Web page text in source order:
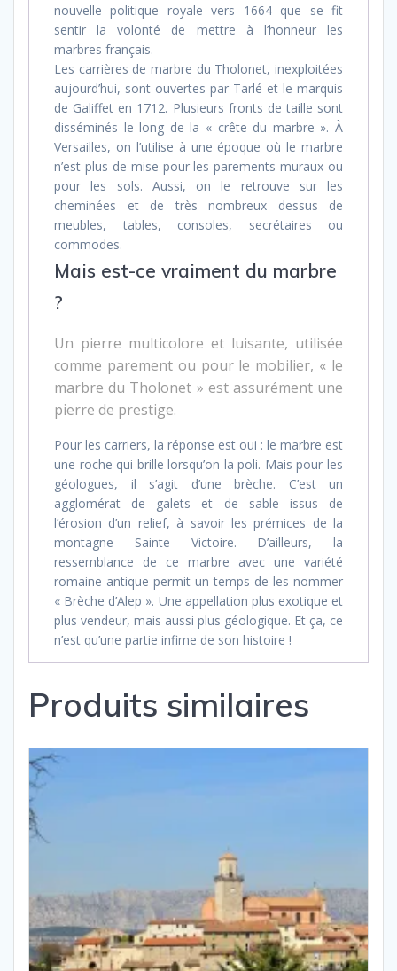
nouvelle politique royale vers 1664 que se fit
sentir la volonté de mettre à l’honneur les
marbres français.
Les carrières de marbre du Tholonet, inexploitées
aujourd’hui, sont ouvertes par Tarlé et le marquis
de Galiffet en 1712. Plusieurs fronts de taille sont
disséminés le long de la « crête du marbre ». À
Versailles, on l’utilise à une époque où le marbre
n’est plus de mise pour les parements muraux ou
pour les sols. Aussi, on le retrouve sur les
cheminées et de très nombreux dessus de
meubles, tables, consoles, secrétaires ou
commodes.
Mais est-ce vraiment du marbre
?
Un pierre multicolore et luisante, utilisée
comme parement ou pour le mobilier, « le
marbre du Tholonet » est assurément une
pierre de prestige.
Pour les carriers, la réponse est oui : le marbre est
une roche qui brille lorsqu’on la poli. Mais pour les
géologues, il s’agit d’une brèche. C’est un
agglomérat de galets et de sable issus de
l’érosion d’un relief, à savoir les prémices de la
montagne Sainte Victoire. D’ailleurs, la
ressemblance de ce marbre avec une variété
romaine antique permit un temps de les nommer
« Brèche d’Alep ». Une appellation plus exotique et
plus vendeur, mais aussi plus géologique. Et ça, ce
n’est qu’une partie infime de son histoire !
Produits similaires